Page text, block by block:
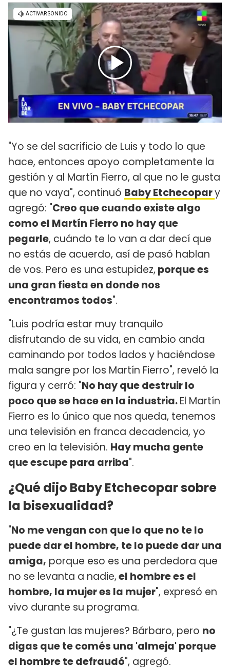
"Yo se del sacrificio de Luis y todo lo que
hace, entonces apoyo completamente la
gestión y al Martín Fierro, al que no le gusta
que no vaya", continuó Baby Etchecopary
agregó: "Creo que cuando existe algo
como el Martín Fierro no hay que
pegarle, cuándo te lo van a dar decí que
no estás de acuerdo, así de pasó hablan
de vos. Pero es una estupidez, porque es
una gran fiesta en donde nos
encontramos todos".
"Luis podría estar muy tranquilo
disfrutando de su vida, en cambio anda
caminando por todos lados y haciéndose
mala sangre por los Martín Fierro", reveló la
figura y cerró: "No hay que destruir lo
poco que se hace en la industria.El Martín
Fierro es lo único que nos queda, tenemos
una televisión en franca decadencia, yo
creo en la televisión. Hay mucha gente
que escupe para arriba".
¿Qué dijo Baby Etchecopar sobre
la bisexualidad?
"No me vengan con que lo que no te lo
puede dar el hombre, te lo puede dar una
amiga, porque eso es una perdedora que
no se levanta a nadie,el hombre es el
hombre, la mujer es la mujer", expresó en
vivo durante su programa.
"¿Te gustan las mujeres? Bárbaro, pero no
digas que te comés una 'almeja' porque
el hombre te defraudó", agregó.